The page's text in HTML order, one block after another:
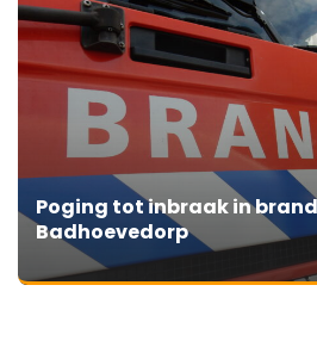
Poging tot inbraak in
Badhoevedorp